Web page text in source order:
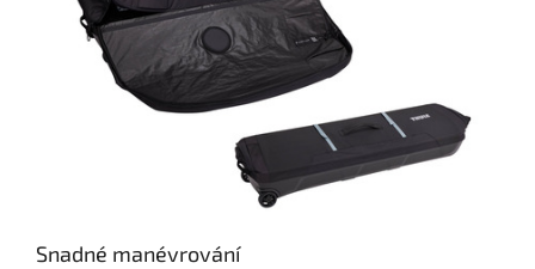
Snadné manévrování